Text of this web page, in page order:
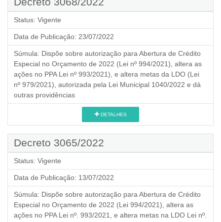
Status: Vigente
Data de Publicação: 23/07/2022
Súmula: Dispõe sobre autorização para Abertura de Crédito
Especial no Orçamento de 2022 (Lei nº 994/2021), altera as
ações no PPA Lei nº 993/2021), e altera metas da LDO (Lei
nº 979/2021), autorizada pela Lei Municipal 1040/2022 e dá
outras providências
DETALHES
Decreto 3065/2022
Status: Vigente
Data de Publicação: 13/07/2022
Súmula: Dispõe sobre autorização para Abertura de Crédito
Especial no Orçamento de 2022 (Lei 994/2021), altera as
ações no PPA Lei nº. 993/2021, e altera metas na LDO Lei nº.